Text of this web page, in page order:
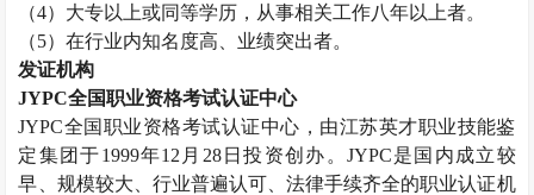
（4）大专以上或同等学历，从事相关工作八年以上者。
（5）在行业内知名度高、业绩突出者。
发证机构
JYPC全国职业资格考试认证中心
JYPC全国职业资格考试认证中心，由江苏英才职业技能鉴
定集团于1999年12 月 28日投资创办。 JYPC是国内成立较
早、规模较大、行业普遍认可、法律手续齐全的职业认证机